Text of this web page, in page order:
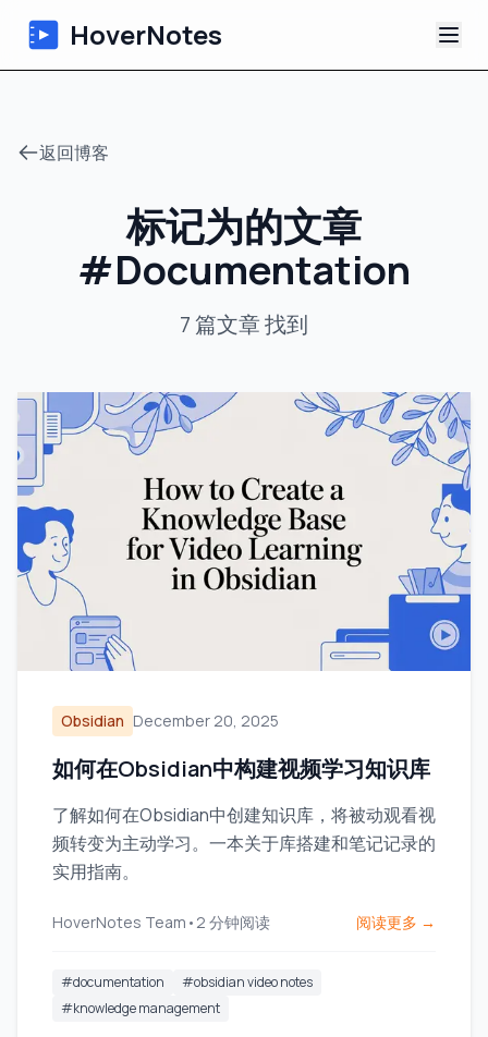
HoverNotes
AI 视频笔记
教程
关于
博客
返回博客
标记为的文章
#Documentation
7篇文章找到
Obsidian December 20, 2025
如何在Obsidian中构建视频学习知识库
了解如何在Obsidian中创建知识库，将被动观看视
频转变为主动学习。一本关于库搭建和笔记记录的
实用指南。
HoverNotes Team • 2 分钟阅读 阅读更多 →
#documentation #obsidian video notes
#knowledge management